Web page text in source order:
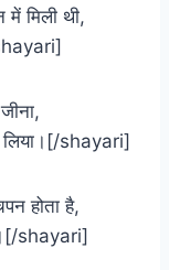
मिली थी,
लिया।[/shayari]
होता है,
shayari]